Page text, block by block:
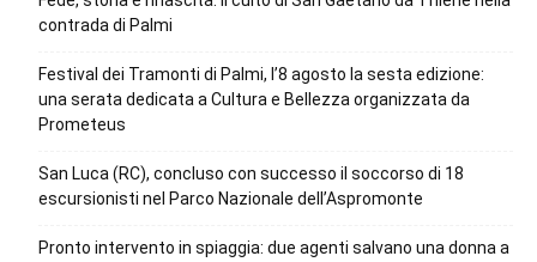
contrada di Palmi
Festival dei Tramonti di Palmi, l’8 agosto la sesta edizione:
una serata dedicata a Cultura e Bellezza organizzata da
Prometeus
San Luca (RC), concluso con successo il soccorso di 18
escursionisti nel Parco Nazionale dell’Aspromonte
Pronto intervento in spiaggia: due agenti salvano una donna a